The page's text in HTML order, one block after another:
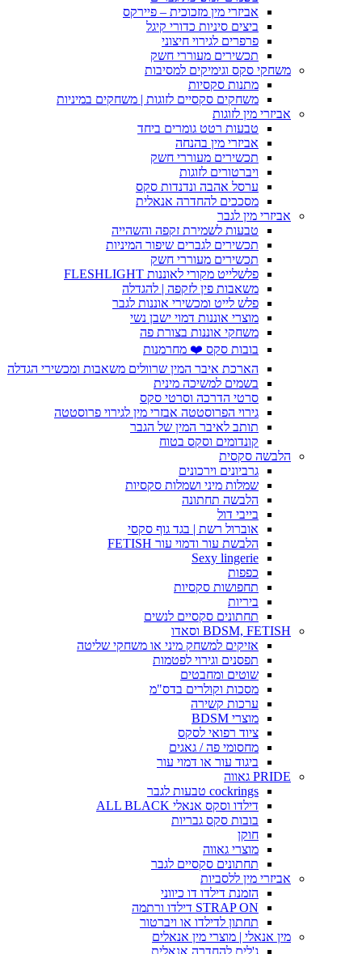
אביזרי מין מזכוכית – פיירקס
ביצים סיניות כדורי קיגל
פרפרים לגירוי חיצוני
תכשירים מעוררי חשק
משחקי סקס וגימיקים למסיבות
מתנות סקסיות
משחקים סקסיים לזוגות | משחקים במיניות
אביזרי מין לזוגות
טבעות רטט גומרים ביחד
אביזרי מין בהנחה
תכשירים מעוררי חשק
ויברטורים לזוגות
ערסל אהבה ונדנדות סקס
מסככים להחדרה אנאלית
אביזרי מין לגבר
טבעות לשמירת זקפה והשהייה
תכשירים לגברים שיפור המיניות
תכשירים מעוררי חשק
פלשלייט מקורי לאוננות FLESHLIGHT
משאבות פין לזקפה | להגדלה
פלש לייט ומכשירי אוננות לגבר
מוצרי אוננות דמוי ישבן נשי
משחקי אוננות בצורת פה
בובות סקס ❤️ מחרמנות
הארכת איבר המין שרוולים משאבות ומכשירי הגדלה
בשמים למשיכה מינית
סרטי הדרכה וסרטי סקס
גירוי הפרוסטטה אבזרי מין לגירוי פרוסטטה
תותב לאיבר המין של הגבר
קונדומים וסקס בטוח
הלבשה סקסית
גרביונים וירכונים
שמלות מיני ושמלות סקסיות
הלבשה תחתונה
בייבי דול
אוברול רשת | בגד גוף סקסי
הלבשת עור ודמוי עור FETISH
Sexy lingerie
כפפות
תחפושות סקסיות
ביריות
תחתונים סקסיים לנשים
BDSM, FETISH וסאדו
אזיקים למשחק מיני או משחקי שליטה
תפסנים וגירוי לפטמות
שוטים ומחבטים
מסכות וקולרים בדס"מ
ערכות קשירה
מוצרי BDSM
ציוד רפואי לסקס
מחסומי פה / גאגים
ביגוד עור או דמוי עור
PRIDE גאווה
cockrings טבעות לגבר
דילדו וסקס אנאלי ALL BLACK
בובות סקס גבריות
חוקן
מוצרי גאווה
תחתונים סקסיים לגבר
אביזרי מין ללסביות
הזמנת דילדו דו כיווני
STRAP ON דילדו ורתמה
תחתון לדילדו או ויברטור
מין אנאלי | מוצרי מין אנאלים
ג'לים להחדרה אנאלית